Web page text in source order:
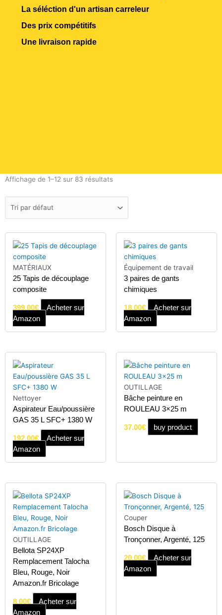
La séléction d'un artisan carreleur
Des prix compétitifs
Une livraison rapide
Affichage de 1–12 sur 83 résultats
MATÉRIAUX
25 Tapis de découplage
composite
399.00€
Acheter sur
Amazon
Équipement de travail
3 paires de gants
chimiques
18.00€
Acheter sur
Amazon
Nettoyer
Aspirateur Eau/poussière
GAS 35 L SFC+ 1380 W
192.00€
Acheter sur
Amazon
OUTILLAGE
Bâche peinture en
ROULEAU 3×25 m
37.00€ buy product
OUTILLAGE
Bellota SP24XP
Remplacement Talocha
Bleu, Rouge, Noir
Amazon.fr Bricolage
8.00€
Acheter sur
Amazon
Couper
Bosch Disque à
Tronçonner, Argenté, 125
20.00€
Acheter sur
Amazon